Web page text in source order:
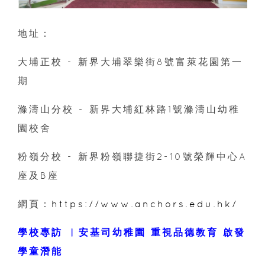
地址：
大埔正校 - 新界大埔翠樂街8號富萊花園第一
期
滌濤山分校 - 新界大埔紅林路1號滌濤山幼稚
園校舍
粉嶺分校 - 新界粉嶺聯捷街2-10號榮輝中心A
座及B座
網頁： https://www.anchors.edu.hk/
學校專訪 ︳安基司幼稚園 重視品德教育 啟發
學童潛能